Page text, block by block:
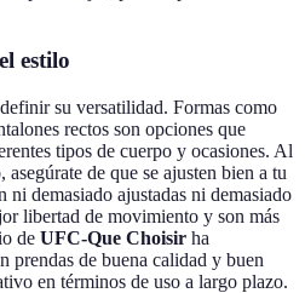
estilo
su versatilidad. Formas como
rectos son opciones que
tipos de cuerpo y ocasiones. Al
de que se ajusten bien a tu
ni demasiado ajustadas ni demasiado
libertad de movimiento y son más
de UFC-Que Choisir ha
prendas de buena calidad y buen
en términos de uso a largo plazo.